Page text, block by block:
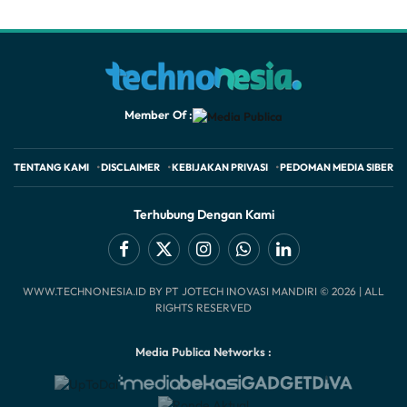
Member Of :
TENTANG KAMI DISCLAIMER KEBIJAKAN PRIVASI PEDOMAN MEDIA SIBER
Terhubung Dengan Kami
Facebook
X
(Twitter)
InstagramWhatsAppLinkedIn
WWW.TECHNONESIA.ID BY PT JOTECH INOVASI MANDIRI © 2026 | ALL
RIGHTS RESERVED
Media Publica Networks :